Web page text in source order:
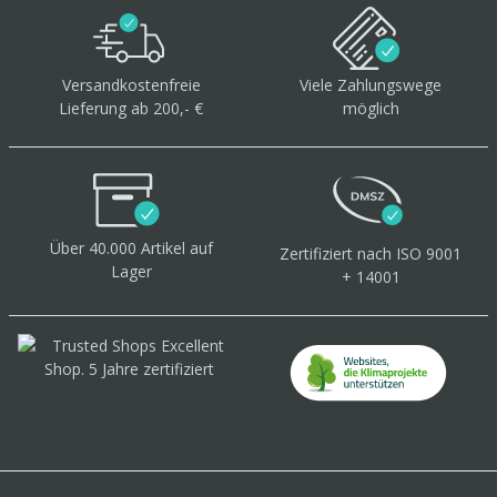
Versandkostenfreie
Lieferung ab 200,- €
Viele Zahlungswege
möglich
Über 40.000 Artikel auf
Lager
Zertifiziert nach ISO 9001
+ 14001